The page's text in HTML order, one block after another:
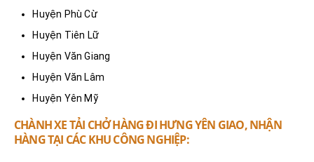
Huyện Phù Cừ
Huyện Tiên Lữ
Huyện Văn Giang
Huyện Văn Lâm
Huyện Yên Mỹ
CHÀNH XE TẢI CHỞ HÀNG ĐI HƯNG YÊN GIAO, NHẬN
HÀNG TẠI CÁC KHU CÔNG NGHIỆP: